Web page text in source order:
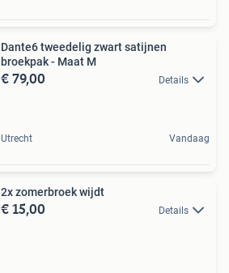
Dante6 tweedelig zwart satijnen
broekpak - Maat M
€ 79,00 Details
Utrecht Vandaag
2x zomerbroek wijdt
€ 15,00 Details